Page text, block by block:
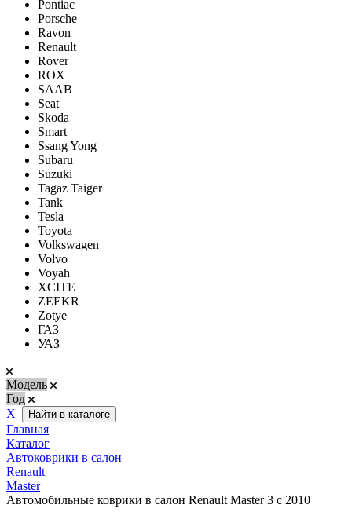
Pontiac
Porsсhe
Ravon
Renault
Rover
ROX
SAAB
Seat
Skoda
Smart
Ssang Yong
Subaru
Suzuki
Tagaz Taiger
Tank
Tesla
Toyota
Volkswagen
Volvo
Voyah
XCITE
ZEEKR
Zotye
ГАЗ
УАЗ
Модель
Год
Х
Найти в каталоге
Главная
Каталог
Автоковрики в салон
Renault
Master
Автомобильные коврики в салон Renault Master 3 с 2010